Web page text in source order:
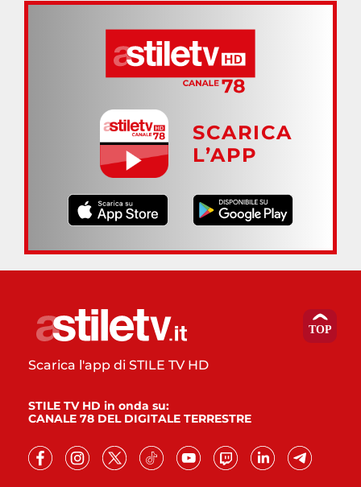
SCARICA
L’APP
Scarica l'app di STILE TV HD
STILE TV HD in onda su:
CANALE 78 DEL DIGITALE TERRESTRE